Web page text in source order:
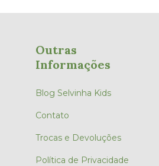
Outras
Informações
Blog Selvinha Kids
Contato
Trocas e Devoluções
Política de Privacidade